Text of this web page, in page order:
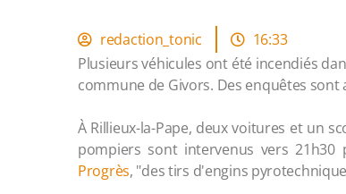
redaction_tonic
16:33
Plusieurs véhicules ont été incendiés
commune de Givors. Des enquêtes
À Rillieux-la-Pape, deux voitures et un
pompiers sont intervenus vers 21h30
Progrès, "des tirs d'engins